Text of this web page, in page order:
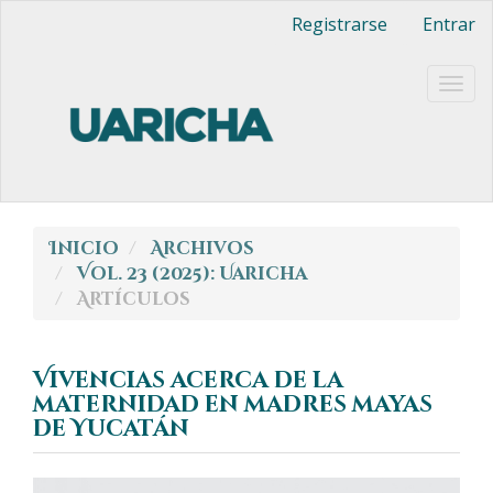
Barra
lateral
Registrarse Entrar
Inicio
Archivos
Vol. 23 (2025): Uaricha
Artículos
Vivencias acerca de la
maternidad en madres mayas
de Yucatán